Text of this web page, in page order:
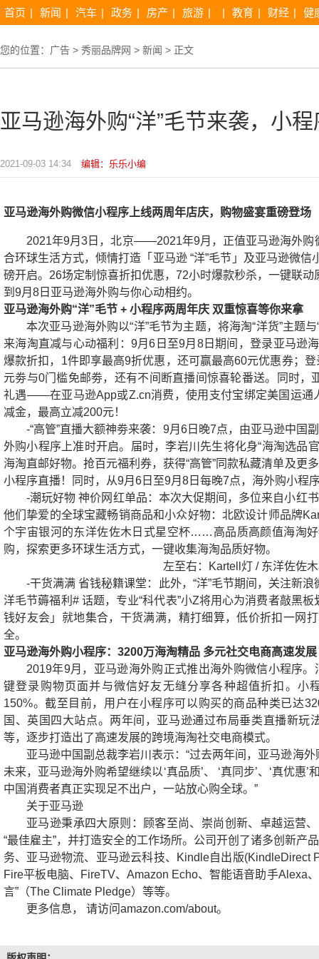
首页 | 新闻 | 汽车 | 政务 | 房产 | 旅游 | | 教育 | 财经 | 健
您的位置： 广告 > 秀丽品牌网 > 新闻 > 正文
亚马逊海外购“洋”毛节来袭，小
2021-09-03 14:34 编辑：乐乐小编
亚马逊海外购微信小程序上线两周年店庆，购物盛宴重磅登场
2021年9月3日，北京——2021年9月，正值亚马逊海外购
合环球生活方式，倾情打造「亚马逊 “洋”毛节」及亚马逊微
磅开启。26场定制惊喜折扣优惠，72小时爆款秒杀，一键联
到9月8日亚马逊海外购与你心动相约。
亚马逊海外购“洋”毛节 + 小程序两周年庆 双重惊喜等你来拿
本次亚马逊海外购以“洋”毛节为主题，将海淘“洋货”主题
来海淘直减与心动福利：9月6日至9月8日期间，登录亚马逊
爆款折扣，1件即享最高9折优惠，还可赢最高60元优惠券；
元劵与0门槛免邮劵，还有不间断直播间惊喜轮番送。同时
礼遇——在亚马逊App或Z.cn消费，使用支付宝绑定美国运通
减金，最高立减200元！
-“高管”直播大额神劵来袭：9月6日晚7点，由亚马逊中国
外购小程序上准时开启。届时，李岩川先生将化身“海淘选品
海淘直邮好物。抢百元福利券，获得“高管”同款私藏清单及更
小程序直播！同时，从9月6日至9月8日每晚7点，海外购小程
-潮玩好物 神价网红单品：本次大促期间，多位来自小红
他们挚爱的全球宝藏畅销商品和小众好物：北欧设计师品牌
个宇宙银河的东洋佐佐木日式星空杯……高品质高颜值海淘
购，探索更多环球生活方式，一键收集海淘品质好物。
左至右：Kartell灯 / 东洋佐佐
-干货满满 省钱秘籍课堂：此外，“洋”毛节期间，关注新
洋毛节薅福利# 话题，专业“科代表”小Z将用心为消费者敲黑
钱好友会」就地集合，干货满满，精打细算，低价折扣一网
全。
亚马逊海外购小程序：3200万海淘精品 多元社交电商高速发展
2019年9月，亚马逊海外购正式推出海外购微信小程序
键登录购物页面并与微信好友无缝分享各种超值折扣。小
150%。截至目前，用户在小程序可以购买的商品种类已达
国、英国四大站点。两年间，亚马逊通过布局垂类直播新
等，逐步打造出了高速发展的跨境海淘社交电商模式。
亚马逊中国副总裁李岩川表示：“过去两年间，亚马逊海
未来，亚马逊海外购希望继续以‘真品质’、 ‘真同步’、‘真优惠
中国消费者真正实现足不出户，一站放心购全球。”
关于亚马逊
亚马逊秉承四大原则：顾客至尚、崇尚创新、卓越运营
“最佳雇主”，并打造安全的工作场所。公司开创了诸多创新产
务、亚马逊物流、亚马逊云科技、Kindle自出版(KindleDirect
Fire平板电脑、FireTV、Amazon Echo、智能语音助手Alexa
言”（The Climate Pledge）等等。
更多信息， 请访问amazon.com/about。